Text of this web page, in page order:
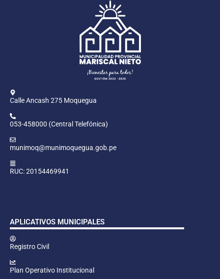
Calle Ancash 275 Moquegua
053-458000 (Central Telefónica)
munimoq@munimoquegua.gob.pe
RUC: 20154469941
APLICATIVOS MUNICIPALES
Registro Civil
Plan Operativo Institucional